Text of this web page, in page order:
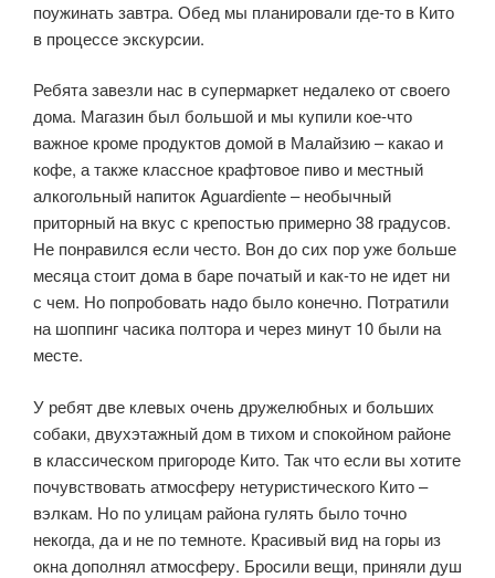
поужинать завтра. Обед мы планировали где-то в Кито
в процессе экскурсии.
Ребята завезли нас в супермаркет недалеко от своего
дома. Магазин был большой и мы купили кое-что
важное кроме продуктов домой в Малайзию – какао и
кофе, а также классное крафтовое пиво и местный
алкогольный напиток Aguardiente – необычный
приторный на вкус с крепостью примерно 38 градусов.
Не понравился если често. Вон до сих пор уже больше
месяца стоит дома в баре початый и как-то не идет ни
с чем. Но попробовать надо было конечно. Потратили
на шоппинг часика полтора и через минут 10 были на
месте.
У ребят две клевых очень дружелюбных и больших
собаки, двухэтажный дом в тихом и спокойном районе
в классическом пригороде Кито. Так что если вы хотите
почувствовать атмосферу нетуристического Кито –
вэлкам. Но по улицам района гулять было точно
некогда, да и не по темноте. Красивый вид на горы из
окна дополнял атмосферу. Бросили вещи, приняли душ